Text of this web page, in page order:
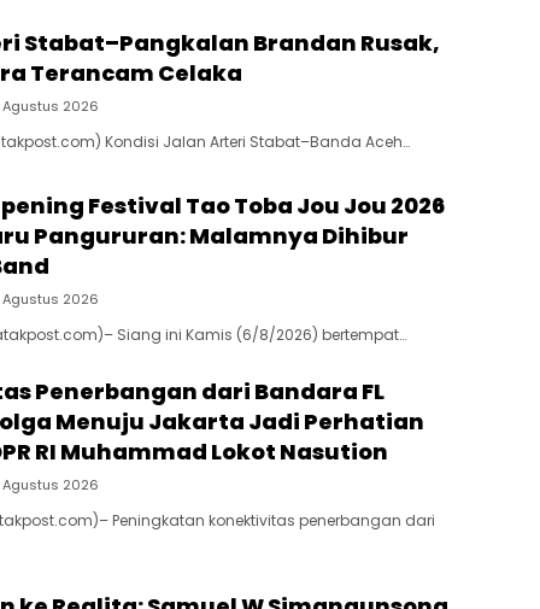
Stabat–Pangkalan Brandan Rusak,
Terancam Celaka
2026
Kondisi Jalan Arteri Stabat–Banda Aceh…
Festival Tao Toba Jou Jou 2026
Pangururan: Malamnya Dihibur
2026
Siang ini Kamis (6/8/2026) bertempat…
Penerbangan dari Bandara FL
Menuju Jakarta Jadi Perhatian
RI Muhammad Lokot Nasution
2026
Peningkatan konektivitas penerbangan dari